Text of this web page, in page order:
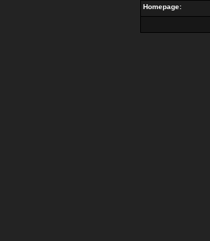
Homepage: